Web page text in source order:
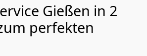
Gießen in 2
perfekten